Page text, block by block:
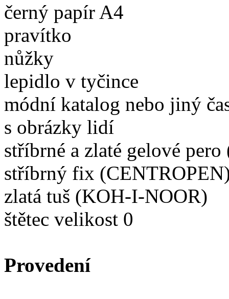
černý papír A4
pravítko
lepidlo v tyčince
módní katalog nebo jiný
s obrázky lidí
stříbrné a zlaté gelové
stříbrný fix
zlatá tuš (KOH-I-NOOR)
štětec
Provedení